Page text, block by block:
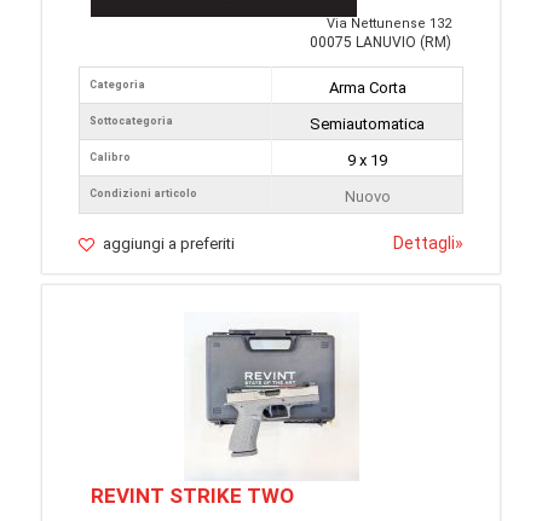
Via Nettunense 132
00075 LANUVIO (RM)
Categoria
Sottocategoria
Calibro
Condizioni articolo
Arma Corta
Semiautomatica
9 x 19
Nuovo
aggiungi a preferiti Dettagli»
REVINT STRIKE TWO